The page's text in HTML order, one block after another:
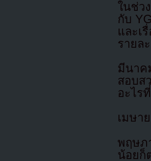
ในช่ว
กับ
และเ
รายล
มีนาค
สอบส
อะไร
เมษา
พฤษภ
น้อยก็